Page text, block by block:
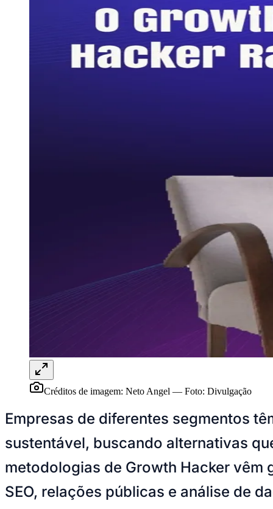
Novo
Guia Comercial
Competições de Futebol
Brasileirão Série A
Brasileirão Série B
Copa do Brasil
Libertadores
Sul-Americana
Copa América
Champions League
Premier League
Bundesliga
Mundial 2026
Créditos de imagem: Neto Angel — Foto: Divulgação
Empresas de diferentes segmentos
sustentável, buscando alternativas
metodologias de Growth Hacker vêm
SEO, relações públicas e análise de